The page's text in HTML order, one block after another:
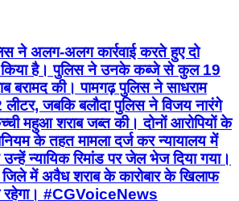
ने अलग-अलग कार्रवाई करते हुए दो
किया है। पुलिस ने उनके कब्जे से कुल 19
बरामद की। पामगढ़ पुलिस ने साधराम
जबकि बलौदा पुलिस ने विजय नारंगे
महुआ शराब जब्त की। दोनों आरोपियों के
के तहत मामला दर्ज कर न्यायालय में
न्यायिक रिमांड पर जेल भेज दिया गया।
में अवैध शराब के कारोबार के खिलाफ
रहेगा। #CGVoiceNews